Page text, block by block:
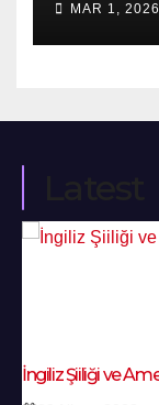
MAR 1, 2026
İngiliz Şiiliği ve